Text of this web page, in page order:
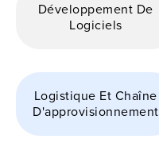
Développement De
Logiciels
Logistique Et Chaîne
D'approvisionnement